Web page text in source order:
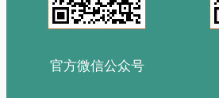
官方微信公众号